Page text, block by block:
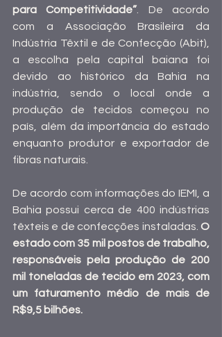
para Competitividade” . De acordo
com a Associação Brasileira da
Indústria Têxtil e de Confecção (Abit),
a escolha pela capital baiana foi
devido ao histórico da Bahia na
indústria, sendo o local onde a
produção de tecidos começou no
país, além da importância do estado
enquanto produtor e exportador de
fibras naturais.
De acordo com informações do IEMI, a
Bahia possui cerca de 400 indústrias
têxteis e de confecções instaladas. O
estado com 35 mil postos de trabalho,
responsáveis pela produção de 200
mil toneladas de tecido em 2023, com
um faturamento médio de mais de
R$9,5 bilhões.